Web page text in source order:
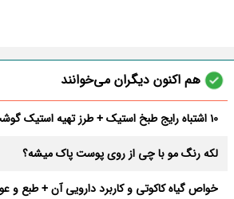
هم اکنون دیگران می‌خوانند
10 اشتباه رایج طبخ استیک + طرز تهیه استیک گوشت آبدار با سس قارچ
لکه رنگ مو با چی از روی پوست پاک میشه؟
خواص گیاه کاکوتی و کاربرد دارویی آن + طبع و